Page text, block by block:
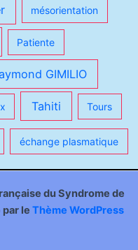
mésorientation
Patiente
GIMILIO
Tahiti Tours
échange plasmatique
du Syndrome de
par le Thème WordPress